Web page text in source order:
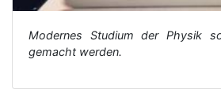
Modernes Studium der Physik
gemacht werden.